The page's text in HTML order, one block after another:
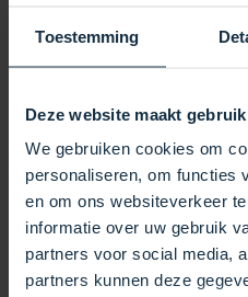
Toestemming
Deze website maakt
We gebruiken cookies om
personaliseren, om functies
en om ons websiteverkeer
informatie over uw gebruik
partners voor social media,
partners kunnen deze
Hauptmerkmale:
einen hellen und
Bedienung aller
Symbole für Pumpen-,
sind klar und gut
mühelos ist.
Einfache Bedienung: Das
intuitiven Symbole
verschiedenen